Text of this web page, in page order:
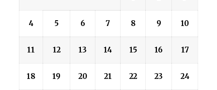
4 5 6 7 8 9 10
11 12 13 14 15 16 17
18 19 20 21 22 23 24